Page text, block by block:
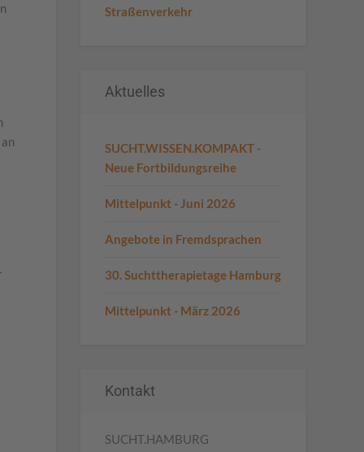
Straßenverkehr
Aktuelles
SUCHT.WISSEN.KOMPAKT -
Neue Fortbildungsreihe
Mittelpunkt - Juni 2026
Angebote in Fremdsprachen
30. Suchttherapietage Hamburg
Mittelpunkt - März 2026
Kontakt
SUCHT.HAMBURG